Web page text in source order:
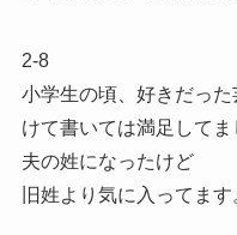
2-8
小学生の頃、好きだっ
けて書いては満足して
夫の姓になったけど
旧姓より気に入ってます